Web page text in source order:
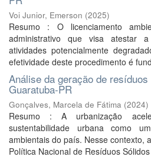
Voi Junior, Emerson (2025)
Resumo : O licenciamento
administrativo que visa atestar
atividades potencialmente
efetividade deste procedimento é
Análise da geração de
Guaratuba-PR
Gonçalves, Marcela de Fátima (2024)
Resumo : A urbanização
sustentabilidade urbana como
ambientais do país. Nesse contexto,
Política Nacional de Resíduos